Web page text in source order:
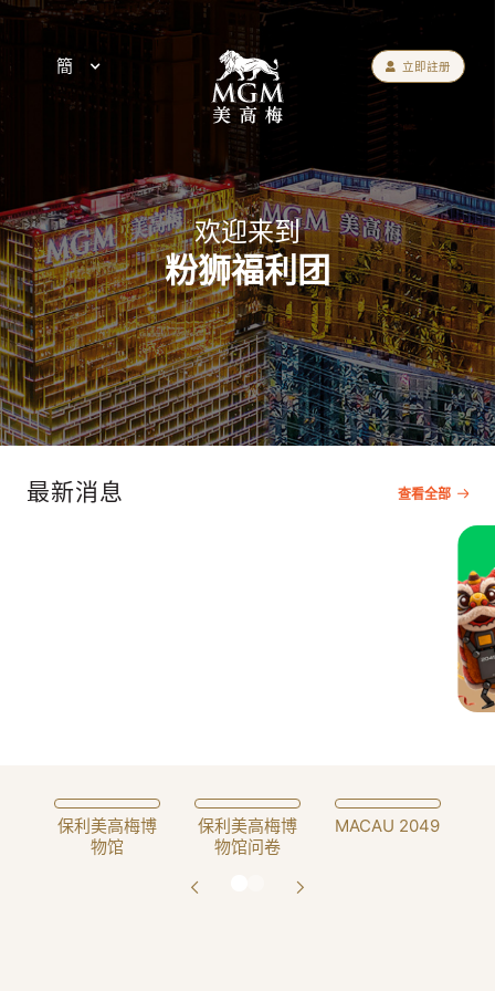
欢迎来到
粉狮福利团
立即註册
簡
最新消息 查看全部
保利美高梅博
物馆
保利美高梅博
物馆问卷
MACAU 2049